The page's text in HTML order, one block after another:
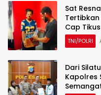
Sat
Tertibkan
Cap
TNI/POLRI
Dari
Kapolres